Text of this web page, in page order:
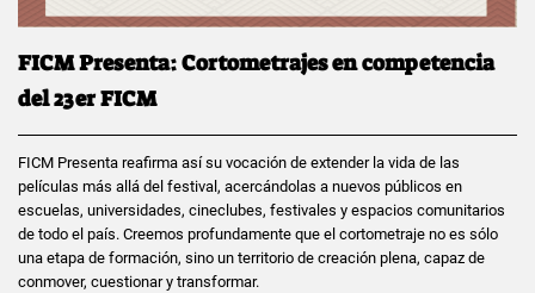
FICM Presenta: Cortometrajes en competencia
del 23er FICM
FICM Presenta reafirma así su vocación de extender la vida de las
películas más allá del festival, acercándolas a nuevos públicos en
escuelas, universidades, cineclubes, festivales y espacios comunitarios
de todo el país. Creemos profundamente que el cortometraje no es sólo
una etapa de formación, sino un territorio de creación plena, capaz de
conmover, cuestionar y transformar.